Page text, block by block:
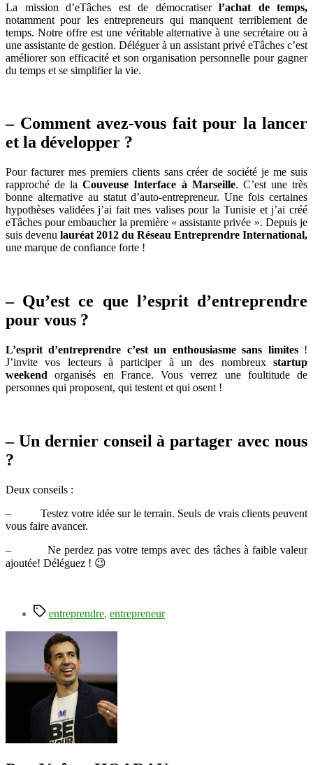
La mission d’eTâches est de démocratiser l’achat de temps,
notamment pour les entrepreneurs qui manquent terriblement de
temps. Notre offre est une véritable alternative à une secrétaire ou à
une assistante de gestion. Déléguer à un assistant privé eTâches c’est
améliorer son efficacité et son organisation personnelle pour gagner
du temps et se simplifier la vie.
– Comment avez-vous fait pour la lancer
et la développer ?
Pour facturer mes premiers clients sans créer de société je me suis
rapproché de laCouveuse Interface à Marseille. C’est une très
bonne alternative au statut d’auto-entrepreneur. Une fois certaines
hypothèses validées j’ai fait mes valises pour la Tunisie et j’ai créé
eTâches pour embaucher la première « assistante privée ». Depuis je
suis devenu lauréat 2012 du Réseau Entreprendre International,
une marque de confiance forte !
– Qu’est ce que l’esprit d’entreprendre
pour vous ?
L’esprit d’entreprendre c’est un enthousiasme sans limites !
J’invite vos lecteurs à participer à un des nombreux startup
weekend organisés en France. Vous verrez une foultitude de
personnes qui proposent, qui testent et qui osent !
– Un dernier conseil à partager avec nous
?
Deux conseils :
– Testez votre idée sur le terrain. Seuls de vrais clients peuvent
vous faire avancer.
– Ne perdez pas votre temps avec des tâches à faible valeur
ajoutée! Déléguez ! 😉
Étiquettes
entreprendre, entrepreneur